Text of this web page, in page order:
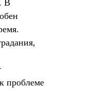
В
проблеме